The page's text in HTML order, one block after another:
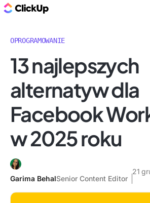
OPROGRAMOWANIE
13 najlepszych
alternatyw dla
Facebook
w 2025 roku
Garima BehalSenior Content Editor
21